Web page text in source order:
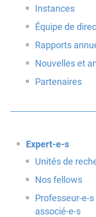
Instances
Équipe de
Rapports
Nouvelles et
Partenaires
Expert-e-s
Unités de
Nos fellows
Professeur-e-
associé-e-s